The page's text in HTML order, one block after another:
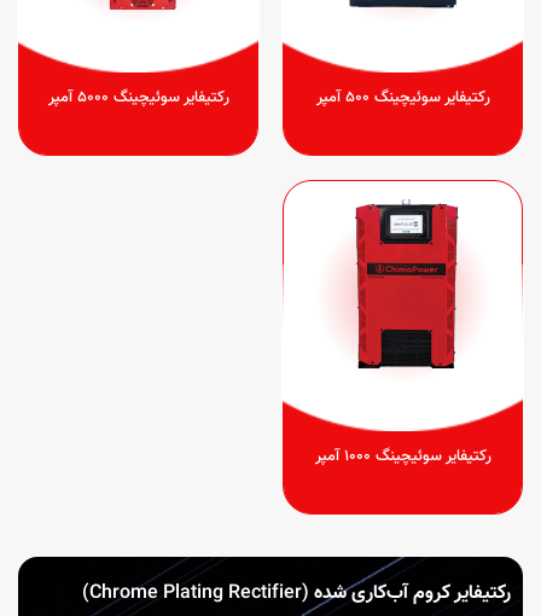
رکتیفایر سوئیچینگ 500 آمپر رکتیفایر سوئیچینگ 5000 آمپر
رکتیفایر سوئیچینگ 1000 آمپر
رکتیفایر کروم آب‌کاری شده
(Chrome Plating Rectifier)